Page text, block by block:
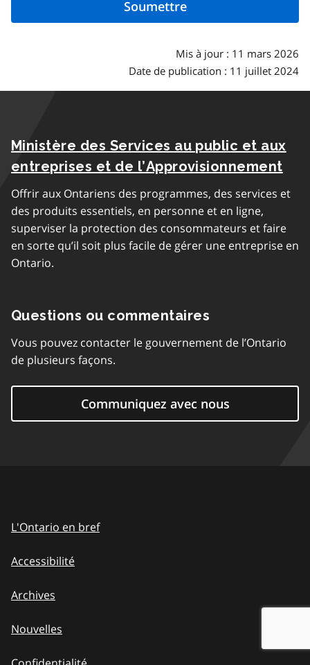
Mis à jour : 11 mars 2026
Date de publication : 11 juillet 2024
Ministère des Services au public et aux
entreprises et de l’Approvisionnement
Offrir aux Ontariens des programmes, des services et
des produits essentiels, en personne et en ligne,
superviser la protection des consommateurs et faire
en sorte qu’il soit plus facile de gérer une entreprise en
Ontario.
Questions ou commentaires
Vous pouvez contacter le gouvernement de l’Ontario
de plusieurs façons.
Communiquez avec nous
L'Ontario en bref
Accessibilité
Archives
Nouvelles